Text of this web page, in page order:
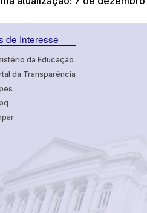
de Interesse
da Educação
da Transparência